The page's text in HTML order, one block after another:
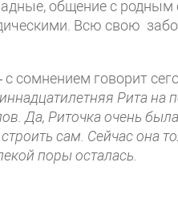
общение с
Всю свою
сомнением говорит
Рита на
Да, Риточка очень
сам. Сейчас она
поры осталась.